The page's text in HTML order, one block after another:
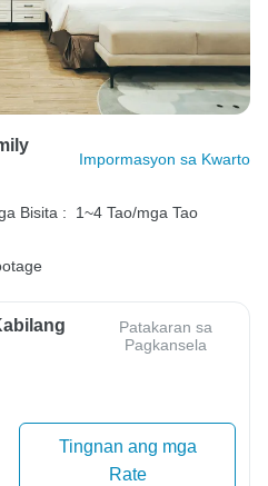
Impormasyon sa Kwarto
Bisita :
1~4 Tao/mga Tao
Patakaran sa
Pagkansela
Tingnan ang mga
Rate